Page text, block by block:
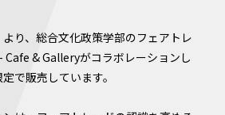
り、総合文化政策学部のフェアトレ
& Galleryがコラボレーションし
で販売しています。